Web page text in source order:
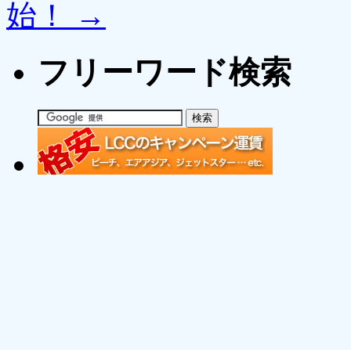
始！
→
フリーワード検索